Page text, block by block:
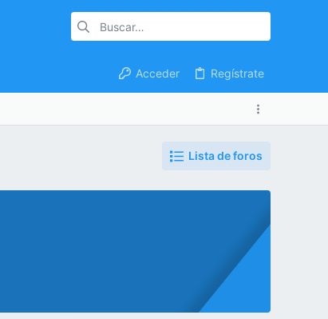
Acceder Regístrate
Lista de foros